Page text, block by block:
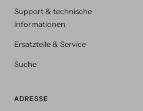
Support & technische
Informationen
Ersatzteile & Service
Suche
ADRESSE